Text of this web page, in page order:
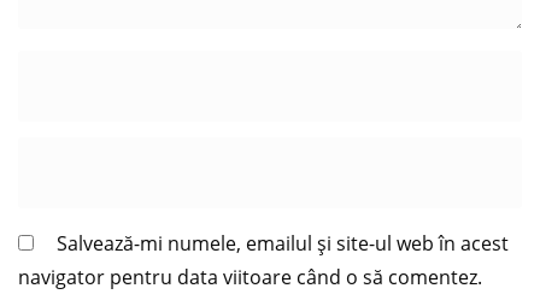
Salvează-mi numele, emailul și site-ul web în acest
navigator pentru data viitoare când o să comentez.